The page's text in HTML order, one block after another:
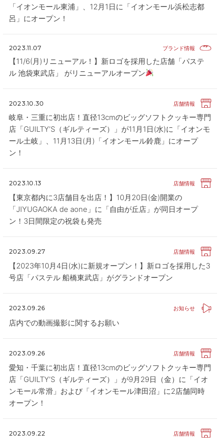
ALL HEARTS MALL
「イオンモール東浦」、12月1日に「イオンモール浜松志都
呂」にオープン！
ブランド情報
2023.11.07
【11/6(月)リニューアル！】新ロゴを採⽤した店舗「パステ
ル 池袋東武店」 がリニューアルオープン
店舗情報
2023.10.30
岐阜・三重に初出店！直径13cmのビッグソフトクッキー専門
店「GUILTY’S（ギルティーズ）」が11月1日(水)に「イオンモ
ール土岐」、11月13日(月)「イオンモール鈴鹿」にオープ
ン！
店舗情報
2023.10.13
【東京都内に3店舗目を出店！】10月20日(金)開業の
「JIYUGAOKA de aone」に「自由が丘店」が同日オープ
ン！3日間限定の祝袋も発売
店舗情報
2023.09.27
【2023年10月4日(水)に新規オープン！】新ロゴを採用した3
号店「パステル 船橋東武店」がグランドオープン
お知らせ
2023.09.26
店内での動画撮影に関するお願い
店舗情報
2023.09.26
愛知・千葉に初出店！直径13cmのビッグソフトクッキー専門
店「GUILTY’S（ギルティーズ）」が9月29日（金）に「イオ
ンモール常滑」および「イオンモール津田沼」に2店舗同時
オープン！
店舗情報
2023.09.22